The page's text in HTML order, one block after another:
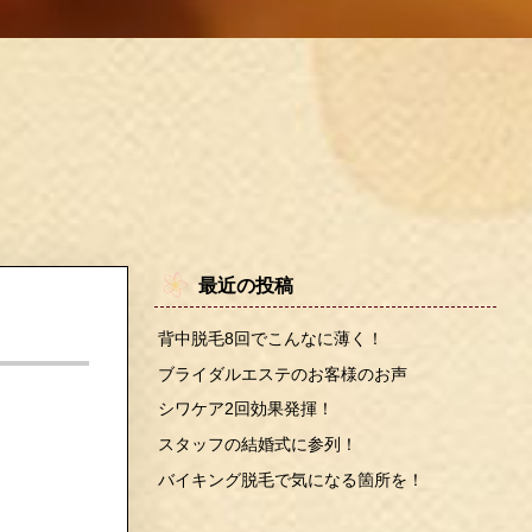
最近の投稿
背中脱毛8回でこんなに薄く！
ブライダルエステのお客様のお声
シワケア2回効果発揮！
スタッフの結婚式に参列！
バイキング脱毛で気になる箇所を！